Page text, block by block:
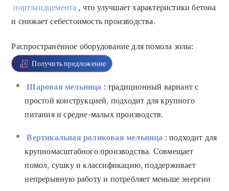
портландцемента , что улучшает характеристики бетона
и снижает себестоимость производства.
Распространённое оборудование для помола золы:
Получить предложение
Шаровая мельница : традиционный вариант с
простой конструкцией, подходит для крупного
питания и средне-малых производств.
Вертикальная роликовая мельница : подходит для
крупномасштабного производства. Совмещает
помол, сушку и классификацию, поддерживает
непрерывную работу и потребляет меньше энергии